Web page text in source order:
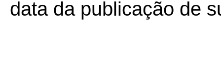
data da publicação de